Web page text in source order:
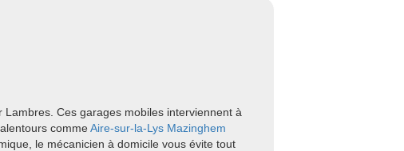
Ces garages mobiles interviennent à
comme Aire-sur-la-Lys Mazinghem
le mécanicien à domicile vous évite tout